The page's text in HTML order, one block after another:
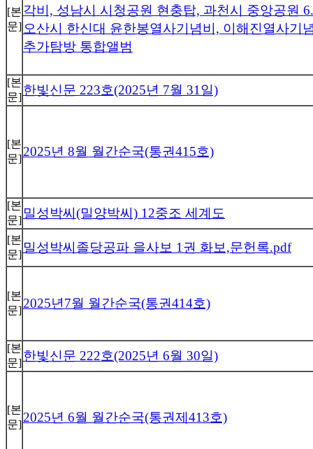
[본
문]
각비, 성남시 시청공원 현충탑, 과천시 중앙공원
오산시 한신대 윤한봉열사기념비, 이해진열사기
추가탐방 통합앨범
[본
문]한빛신문 223호(2025년 7월 31일)
[본
문]2025년 8월 월간순국(통권415호)
[본
문] 밀성박씨(밀양박씨) 12중조 세계도
[본
문] 밀성박씨졸당공파 을사보 1권 화보,문헌록.pdf
[본
문]2025년7월 월간순국(통권414호)
[본
문]한빛신문 222호(2025년 6월 30일)
[본
문]2025년 6월 월간순국(통권제413호)